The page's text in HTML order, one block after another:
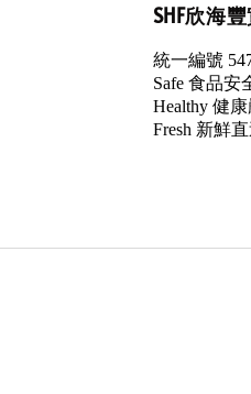
SHF欣海
統一編號
Safe 食品安
Healthy 健
Fresh 新鮮